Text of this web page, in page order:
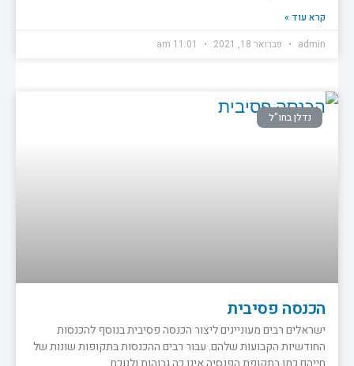
קרא עוד »
admin
פברואר 18, 2021
נדלן בחו"ל
הכנסה פסיבית
ישראלים רבים מעוניינים ליצור הכנסה פסיבית בנוסף להכנסות
החודשיות הקבועות שלהם. עבור רבים ההכנסות בתקופות שונות של